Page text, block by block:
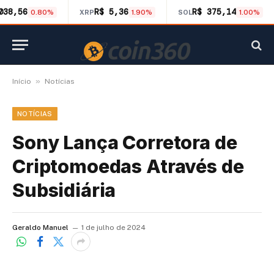
0.80% XRPR$ 5,36 1.90% SOLR$ 375,14 1.00%
Início » Notícias
NOTÍCIAS
Sony Lança Corretora de
Criptomoedas Através de
Subsidiária
Geraldo Manuel 1 de julho de 2024